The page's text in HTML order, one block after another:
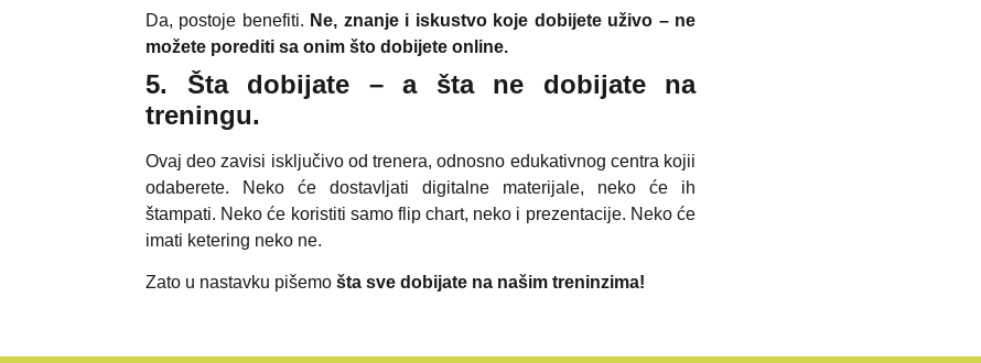
Da, postoje benefiti. Ne, znanje i iskustvo koje dobijete uživo – ne
možete porediti sa onim što dobijete online.
5. Šta dobijate – a šta ne dobijate na
treningu.
Ovaj deo zavisi isključivo od trenera, odnosno edukativnog centra kojii
odaberete. Neko će dostavljati digitalne materijale, neko će ih
štampati. Neko će koristiti samo flip chart, neko i prezentacije. Neko će
imati ketering neko ne.
Zato u nastavku pišemo šta sve dobijate na našim treninzima!